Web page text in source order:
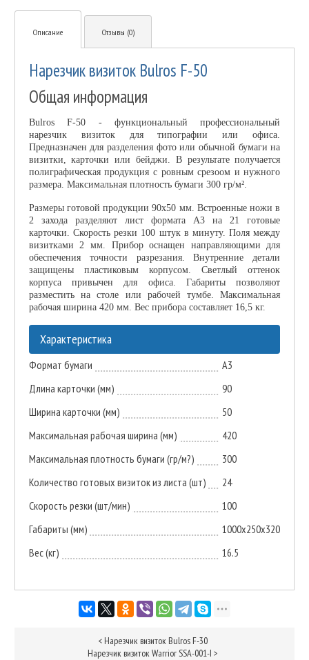
Описание Отзывы (0)
Нарезчик визиток Bulros F-50
Общая информация
Bulros F-50 - функциональный профессиональный
нарезчик визиток для типографии или офиса.
Предназначен для разделения фото или обычной бумаги на
визитки, карточки или бейджи. В результате получается
полиграфическая продукция с ровным срезоом и нужного
размера. Максимальная плотность бумаги 300 гр/м².
Размеры готовой продукции 90х50 мм. Встроенные ножи в
2 захода разделяют лист формата А3 на 21 готовые
карточки. Скорость резки 100 штук в минуту. Поля между
визитками 2 мм. Прибор оснащен направляющими для
обеспечения точности разрезания. Внутренние детали
защищены пластиковым корпусом. Светлый оттенок
корпуса привычен для офиса. Габариты позволяют
разместить на столе или рабочей тумбе. Максимальная
рабочая ширина 420 мм. Вес прибора составляет 16,5 кг.
Характеристика
Формат бумаги
A3
Длина карточки (мм)
90
Ширина карточки (мм)
50
Максимальная рабочая ширина (мм)
420
Максимальная плотность бумаги (гр/м?)
300
Количество готовых визиток из листа (шт)
24
Скорость резки (шт/мин)
100
Габариты (мм)
1000x250x320
Вес (кг)
16.5
< Нарезчик визиток Bulros F-30
Нарезчик визиток Warrior SSA-001-I >